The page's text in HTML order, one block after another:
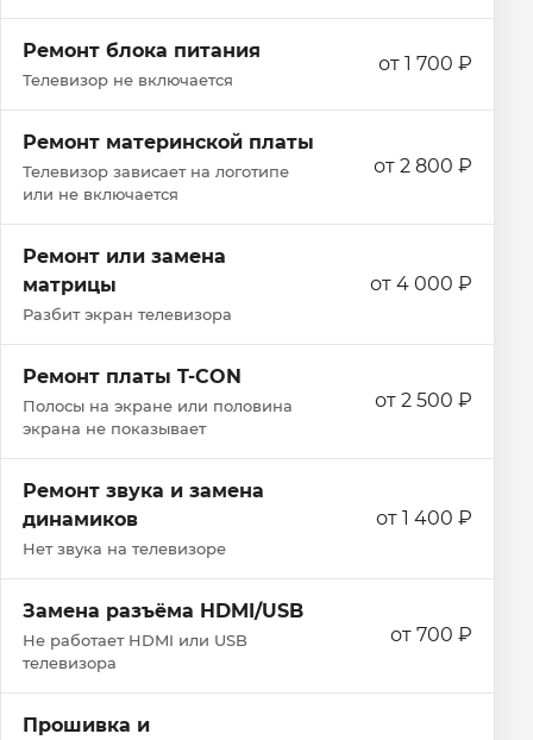
Ремонт блока питания
Телевизор не включается
от 1 700 ₽
Ремонт материнской платы
Телевизор зависает на логотипе
или не включается
от 2 800 ₽
Ремонт или замена
матрицы
Разбит экран телевизора
от 4 000 ₽
Ремонт платы T-CON
Полосы на экране или половина
экрана не показывает
от 2 500 ₽
Ремонт звука и замена
динамиков
Нет звука на телевизоре
от 1 400 ₽
Замена разъёма HDMI/USB
Не работает HDMI или USB
телевизора
от 700 ₽
Прошивка и